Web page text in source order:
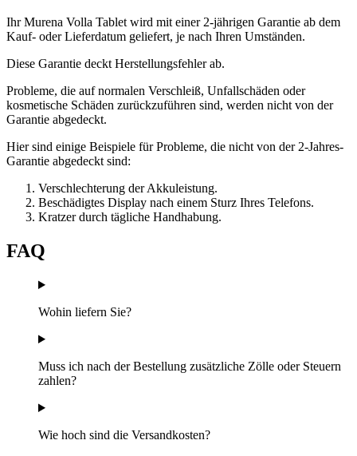
Ihr Murena Volla Tablet wird mit einer 2-jährigen Garantie ab dem
Kauf- oder Lieferdatum geliefert, je nach Ihren Umständen.
Diese Garantie deckt Herstellungsfehler ab.
Probleme, die auf normalen Verschleiß, Unfallschäden oder
kosmetische Schäden zurückzuführen sind, werden nicht von der
Garantie abgedeckt.
Hier sind einige Beispiele für Probleme, die nicht von der 2-Jahres-
Garantie abgedeckt sind:
Verschlechterung der Akkuleistung.
Beschädigtes Display nach einem Sturz Ihres Telefons.
Kratzer durch tägliche Handhabung.
FAQ
Wohin liefern Sie?
Muss ich nach der Bestellung zusätzliche Zölle oder Steuern
zahlen?
Wie hoch sind die Versandkosten?